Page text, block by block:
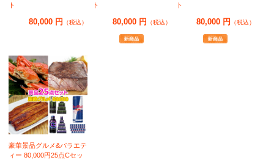
ト
80,000 円 （税込）
ト
80,000 円 （税込）
ト
80,000 円 （税込）
豪華景品グルメ&バラエテ
ィー 80,000円25点Cセッ